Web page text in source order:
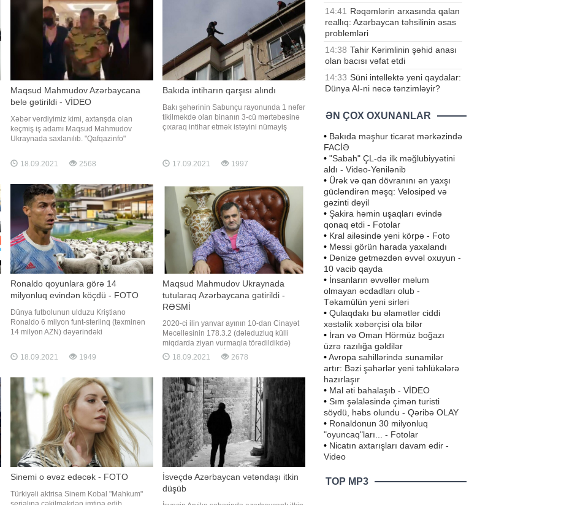
Maqsud Mahmudov Azərbaycana
belə gətirildi - VİDEO
Xəbər verdiyimiz kimi, axtarışda olan
keçmiş iş adamı Maqsud Mahmudov
Ukraynada saxlanılıb. "Qafqazinfo"
deportasiya edilməsinin görüntülərini əldə
edib. Videodan görünür ki, o, aeroportdan
maşına yerləşdirilərək aidiyyət
18.09.2021 2568
Bakıda intiharın qarşısı alındı
Bakı şəhərinin Sabunçu rayonunda 1 nəfər
tikilməkdə olan binanın 3-cü mərtəbəsinə
çıxaraq intihar etmək istəyini nümayiş
müvafiq xilasetmə qüvvələri dərhal hadisə
17.09.2021 1997
Ronaldo qoyunlara görə 14
milyonluq evindən köçdü - FOTO
Dünya futbolunun ulduzu Kriştiano
Ronaldo 6 milyon funt-sterlinq (təxminən
14 milyon AZN) dəyərindəki
qalıb. xəbər verir ki, buna səbəb
futbolçunun həyat yoldaşı Corcino
villanın ətrafında qoyun sürüsünün
olmasıdır. Ronald
18.09.2021 1949
Maqsud Mahmudov Ukraynada
tutularaq Azərbaycana gətirildi -
RƏSMİ
2020-ci ilin yanvar ayının 10-dan Cinayət
Məcəlləsinin 178.3.2 (dələduzluq külli
miqdarda ziyan vurmaqla törədildikdə)
maddəsi ilə Daxili İşlər Nazirliyi tərəfindən
beynəlxalq axtarışa verilmiş Mahmudov
Ukrayna Respublikası ərazisində tutulub.
Bu barədə Baş Prokurorlu
18.09.2021 2678
Sinemi o əvəz edəcək - FOTO
Türkiyəli aktrisa Sinem Kobal "Mahkum"
İsveçdə Azərbaycan vətəndaşı itkin
düşüb
14:41 Rəqəmlərin arxasında qalan
reallıq: Azərbaycan təhsilinin əsas
problemləri
14:38 Tahir Kərimlinin şəhid anası
olan bacısı vəfat etdi
14:33 Süni intellektə yeni qaydalar:
Dünya AI-ni necə tənzimləyir?
ƏN ÇOX OXUNANLAR
• Bakıda məşhur ticarət mərkəzində
FACİƏ
• "Sabah" ÇL-də ilk məğlubiyyətini
aldı - Video-Yenilənib
• Ürək və qan dövranını ən yaxşı
gücləndirən məşq: Velosiped və
gəzinti deyil
• Şakira həmin uşaqları evində
qonaq etdi - Fotolar
• Kral ailəsində yeni körpə - Foto
• Messi görün harada yaxalandı
• Dənizə getməzdən əvvəl oxuyun -
10 vacib qayda
• İnsanların əvvəllər məlum
olmayan əcdadları olub -
Təkamülün yeni sirləri
• Qulaqdakı bu əlamətlər ciddi
xəstəlik xəbərçisi ola bilər
• İran və Oman Hörmüz boğazı
üzrə razılığa gəldilər
•Avropa sahillərində sunamilər
artır: Bəzi şəhərlər yeni təhlükələrə
hazırlaşır
• Mal əti bahalaşıb - VİDEO
• Sım şəlaləsində çimən turisti
söydü, həbs olundu - Qəribə OLAY
• Ronaldonun 30 milyonluq
"oyuncaq"ları... - Fotolar
• Nicatın axtarışları davam edir -
Video
TOP MP3